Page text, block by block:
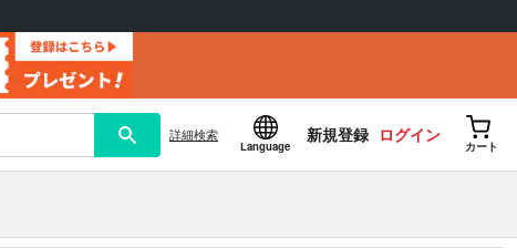
詳細検索
Language
新規登録 ログイン
カート